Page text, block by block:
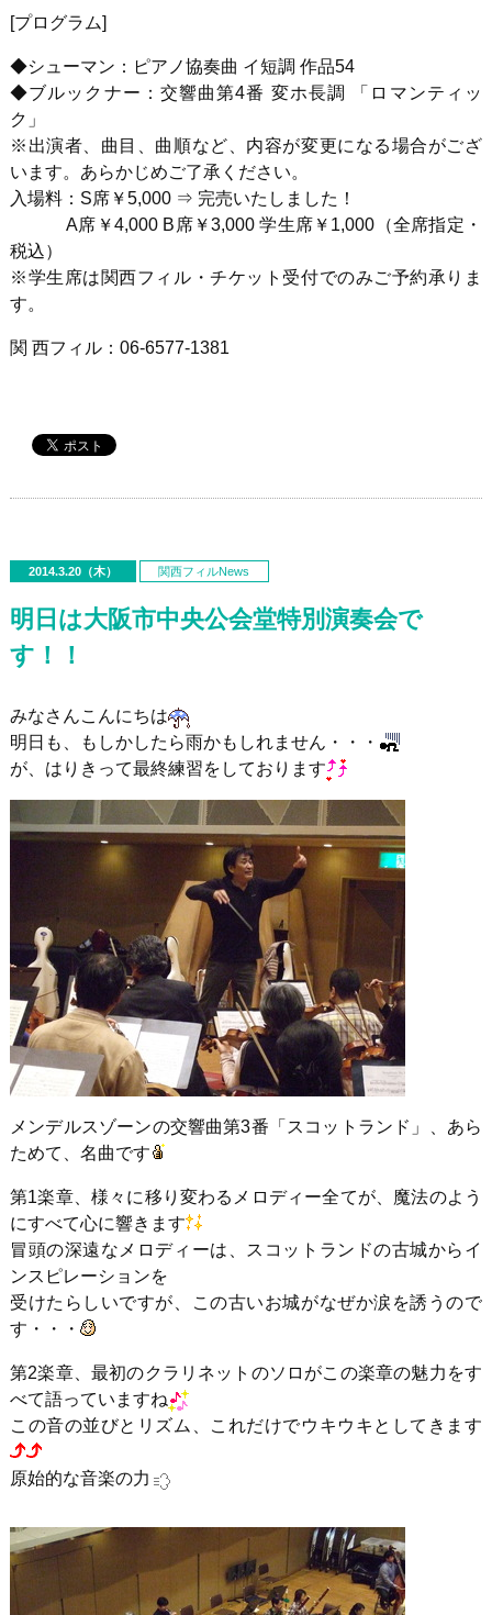
[プログラム]
◆シューマン：ピアノ協奏曲 イ短調 作品54
◆ブルックナー：交響曲第4番 変ホ長調 「ロマンティッ
ク」
※出演者、曲目、曲順など、内容が変更になる場合がござ
います。あらかじめご了承ください。
入場料：S席￥5,000 ⇒ 完売いたしました！
A席￥4,000 B席￥3,000 学生席￥1,000（全席指定・
税込）
※学生席は関西フィル・チケット受付でのみご予約承りま
す。
関 西フィル：06-6577-1381
2014.3.20（木） 関西フィルNews
明日は大阪市中央公会堂特別演奏会で
す！！
みなさんこんにちは
明日も、もしかしたら雨かもしれません・・・
が、はりきって最終練習をしております
メンデルスゾーンの交響曲第3番「スコットランド」、あら
ためて、名曲です
第1楽章、様々に移り変わるメロディー全てが、魔法のよう
にすべて心に響きます
冒頭の深遠なメロディーは、スコットランドの古城からイ
ンスピレーションを
受けたらしいですが、この古いお城がなぜか涙を誘うので
す・・・
第2楽章、最初のクラリネットのソロがこの楽章の魅力をす
べて語っていますね
この音の並びとリズム、これだけでウキウキとしてきます
原始的な音楽の力